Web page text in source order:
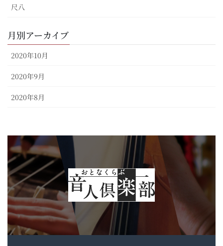
尺八
月別アーカイブ
2020年10月
2020年9月
2020年8月